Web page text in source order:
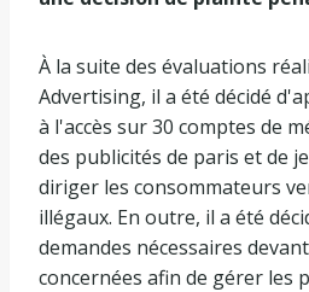
À la suite des évaluations
Advertising, il a été décidé
à l'accès sur 30 comptes de
des publicités de paris et de
diriger les consommateurs
illégaux. En outre, il a été
demandes nécessaires
concernées afin de gérer les